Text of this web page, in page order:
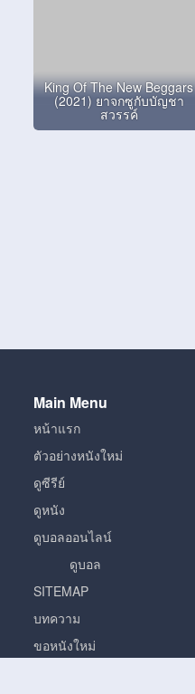
King Of The New Beggars
(2021) ยาจกซูกับบัญชา
สวรรค์
Main Menu
หน้าแรก
ตัวอย่างหนังใหม่
ดูซีรีย์
ดูหนัง
ดูบอลออนไลน์
ดูบอล
SITEMAP
บทความ
ขอหนังใหม่